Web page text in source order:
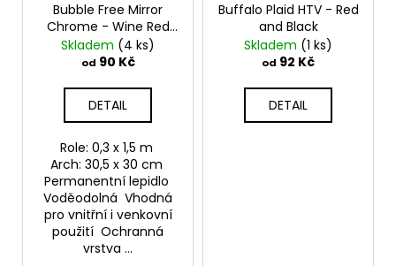
Bubble Free Mirror
Chrome - Wine Red
Samolepící vinylová
folie TeckWrap
Skladem (4 ks)
od 90 Kč
DETAIL
Role: 0,3 x 1,5 m
Arch: 30,5 x 30 cm
Permanentní lepidlo
Voděodolná Vhodná
pro vnitřní i venkovní
použití Ochranná
vrstva ...
Buffalo Plaid HTV - Red
and Black
Skladem (1 ks)
od 92 Kč
DETAIL